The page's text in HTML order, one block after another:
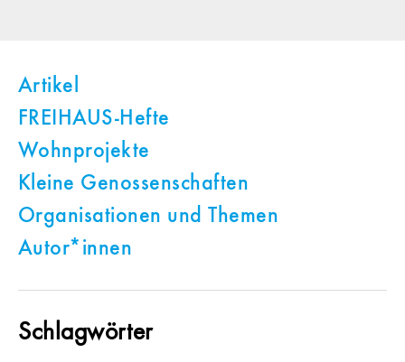
Artikel
FREIHAUS-Hefte
Wohnprojekte
Kleine Genossenschaften
Organisationen und Themen
Autor*innen
Schlagwörter